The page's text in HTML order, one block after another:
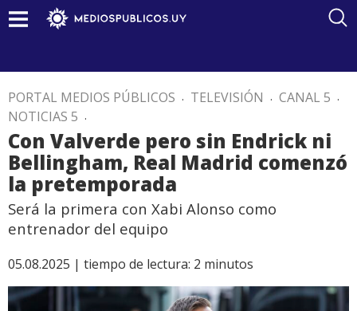
PORTAL MEDIOS PÚBLICOS . TELEVISIÓN . CANAL 5 .
NOTICIAS 5 .
Con Valverde pero sin Endrick ni
Bellingham, Real Madrid comenzó
la pretemporada
Será la primera con Xabi Alonso como
entrenador del equipo
05.08.2025 | tiempo de lectura: 2 minutos